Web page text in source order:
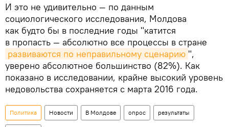
И это не удивительно — по данным
социологического исследования, Молдова
как будто бы в последние годы "катится
в пропасть — абсолютно все процессы в стране
развиваются по неправильному сценарию ",
уверено абсолютное большинство (82%). Как
показано в исследовании, крайне высокий уровень
недовольства сохраняется с марта 2016 года.
Политика Новости В Молдове опрос результаты